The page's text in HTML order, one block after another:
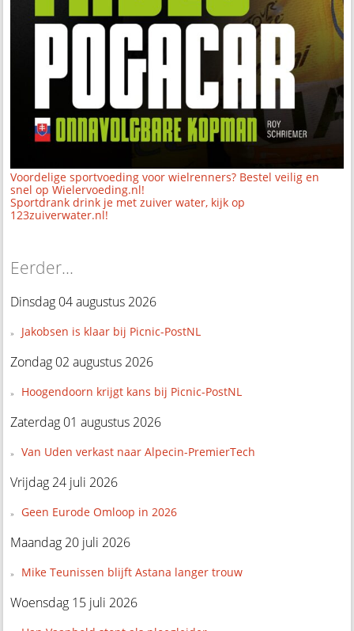
Voordelige sportvoeding voor wielrenners? Bestel veilig en
snel op Wielervoeding.nl!
Sportdrank drink je met zuiver water, kijk op
123zuiverwater.nl!
Eerder...
Dinsdag 04 augustus 2026
Jakobsen is klaar bij Picnic-PostNL
Zondag 02 augustus 2026
Hoogendoorn krijgt kans bij Picnic-PostNL
Zaterdag 01 augustus 2026
Van Uden verkast naar Alpecin-PremierTech
Vrijdag 24 juli 2026
Geen Eurode Omloop in 2026
Maandag 20 juli 2026
Mike Teunissen blijft Astana langer trouw
Woensdag 15 juli 2026